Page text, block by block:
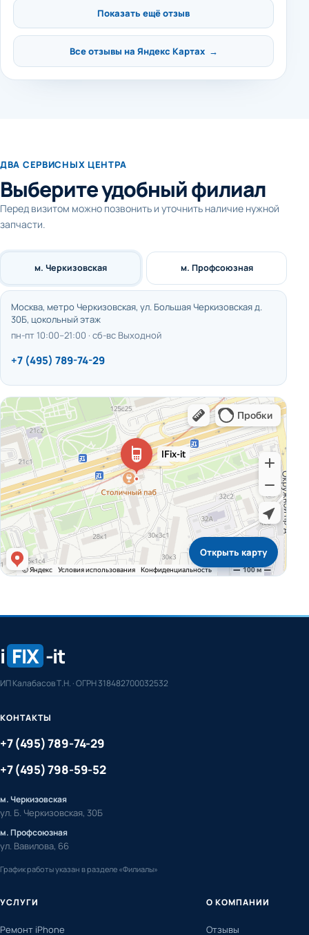
Показать ещё отзыв
Все отзывы на Яндекс Картах →
ДВА СЕРВИСНЫХ ЦЕНТРА
Выберите удобный филиал
Перед визитом можно позвонить и уточнить наличие нужной
запчасти.
м. Черкизовская
Москва, метро Черкизовская, ул. Большая Черкизовская д.
30Б, цокольный этаж
пн-пт 10:00–21:00 · сб-вс Выходной
+7 (495) 789-74-29
м. Профсоюзная
Открыть карту
i FIX -it
ИП Калабасов Т.Н. · ОГРН 318482700032532
УСЛУГИ
Ремонт iPhone
О КОМПАНИИ
Отзывы
КОНТАКТЫ
+7 (495) 789-74-29
+7 (495) 798-59-52
м. Черкизовская
ул. Б. Черкизовская, 30Б
м. Профсоюзная
ул. Вавилова, 66
График работы указан в разделе «Филиалы»